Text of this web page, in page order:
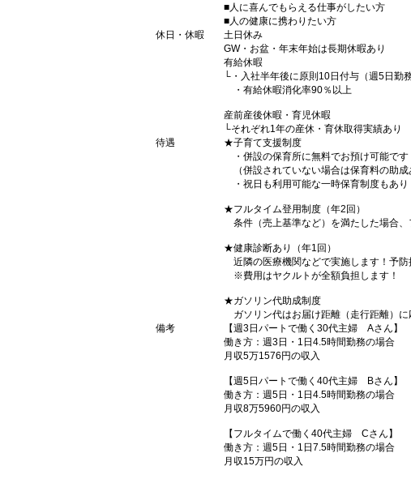
■人に喜んでもらえる仕事がしたい方
■人の健康に携わりたい方
休日・休暇
土日休み
GW・お盆・年末年始は長期休暇あり
有給休暇
└・入社半年後に原則10日付与（週5日勤
・有給休暇消化率90％以上
産前産後休暇・育児休暇
└それぞれ1年の産休・育休取得実績あり
待遇
★子育て支援制度
・併設の保育所に無料でお預け可能です
（併設されていない場合は保育料の助成
・祝日も利用可能な一時保育制度もあり
★フルタイム登用制度（年2回）
条件（売上基準など）を満たした場合、
★健康診断あり（年1回）
近隣の医療機関などで実施します！予防
※費用はヤクルトが全額負担します！
★ガソリン代助成制度
ガソリン代はお届け距離（走行距離）に
備考
【週3日パートで働く30代主婦 Aさん】
働き方：週3日・1日4.5時間勤務の場合
月収5万1576円の収入
【週5日パートで働く40代主婦 Bさん】
働き方：週5日・1日4.5時間勤務の場合
月収8万5960円の収入
【フルタイムで働く40代主婦 Cさん】
働き方：週5日・1日7.5時間勤務の場合
月収15万円の収入